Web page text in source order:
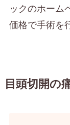
ックのホーム
価格で手術を
目頭切開の